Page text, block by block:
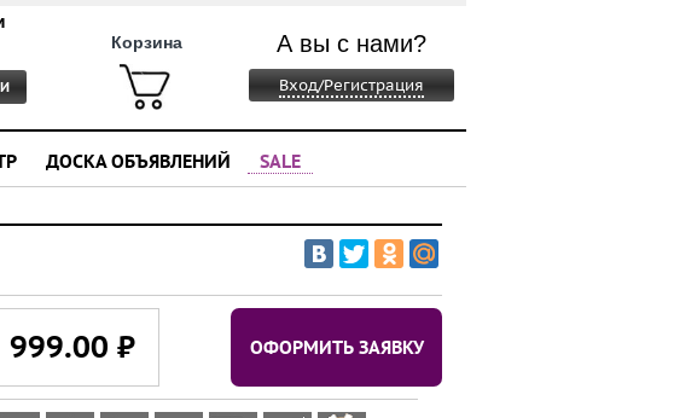
Корзина А вы с нами?
Вход/Регистрация
ДОСКА ОБЪЯВЛЕНИЙ SALE
999.00 ⃏
ОФОРМИТЬ ЗАЯВКУ